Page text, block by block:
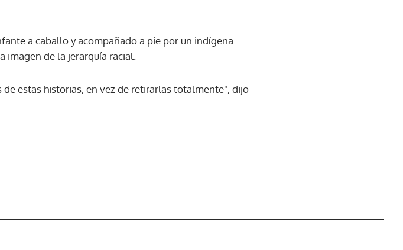
a caballo y acompañado a pie por un indígena
imagen de la jerarquía racial.
estas historias, en vez de retirarlas totalmente", dijo